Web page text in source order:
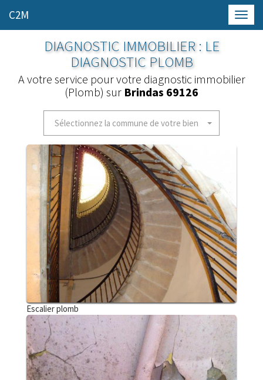
C2M
DIAGNOSTIC IMMOBILIER : LE
DIAGNOSTIC PLOMB
A votre service pour votre diagnostic immobilier
(Plomb) sur Brindas 69126
Sélectionnez la commune de votre bien
Escalier plomb